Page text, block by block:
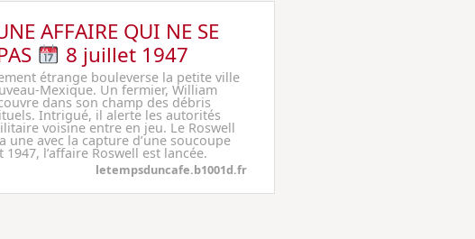
AFFAIRE QUI NE SE
8 juillet 1947
étrange bouleverse la petite ville
Mexique. Un fermier, William
dans son champ des débris
Intrigué, il alerte les autorités
voisine entre en jeu. Le Roswell
une avec la capture d’une soucoupe
l’affaire Roswell est lancée.
letempsduncafe.b1001d.fr